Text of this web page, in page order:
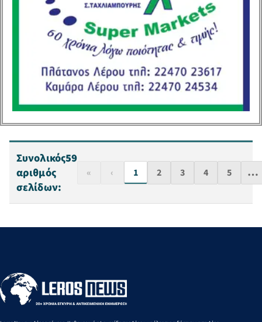
των μαρινών της
Δωδεκανήσου, ανέδειξε
ο Βουλευτής
Δωδεκανήσου, τ. Υφυπ.
Πολιτισμού και
Υπεύθυνος ΚΤΕ
Ανάπτυξης […]
Συνολικός
αριθμός
σελίδων:
59
« ‹ 1 2 3 4 5 …